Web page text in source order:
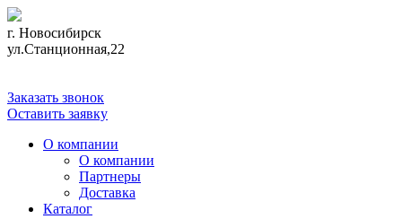
г. Новосибирск
ул.Станционная,22
Заказать звонок
Оставить заявку
О компании
О компании
Партнеры
Доставка
Каталог